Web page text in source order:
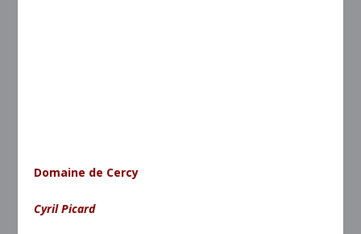
Domaine de Cercy
Cyril Picard